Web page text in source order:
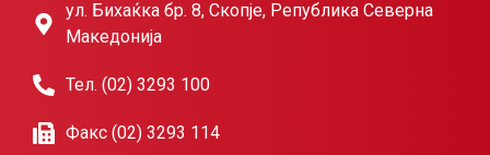
ул. Бихаќка бр. 8, Скопје, Република Северна
Македонија
Тел. (02) 3293 100
Факс (02) 3293 114